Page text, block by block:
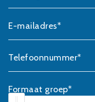
E-mailadres*
Telefoonnummer*
Formaat groep*